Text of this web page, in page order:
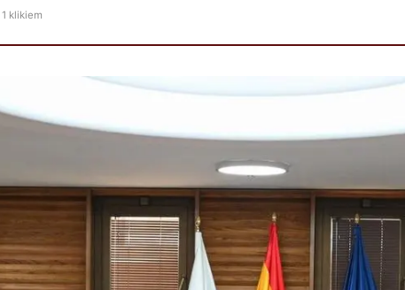
klikiem